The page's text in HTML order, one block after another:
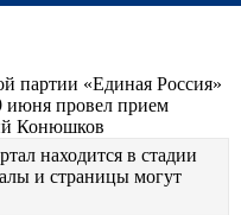
партии «Единая Россия»
июня провел прием
Конюшков
находится в стадии
и страницы могут